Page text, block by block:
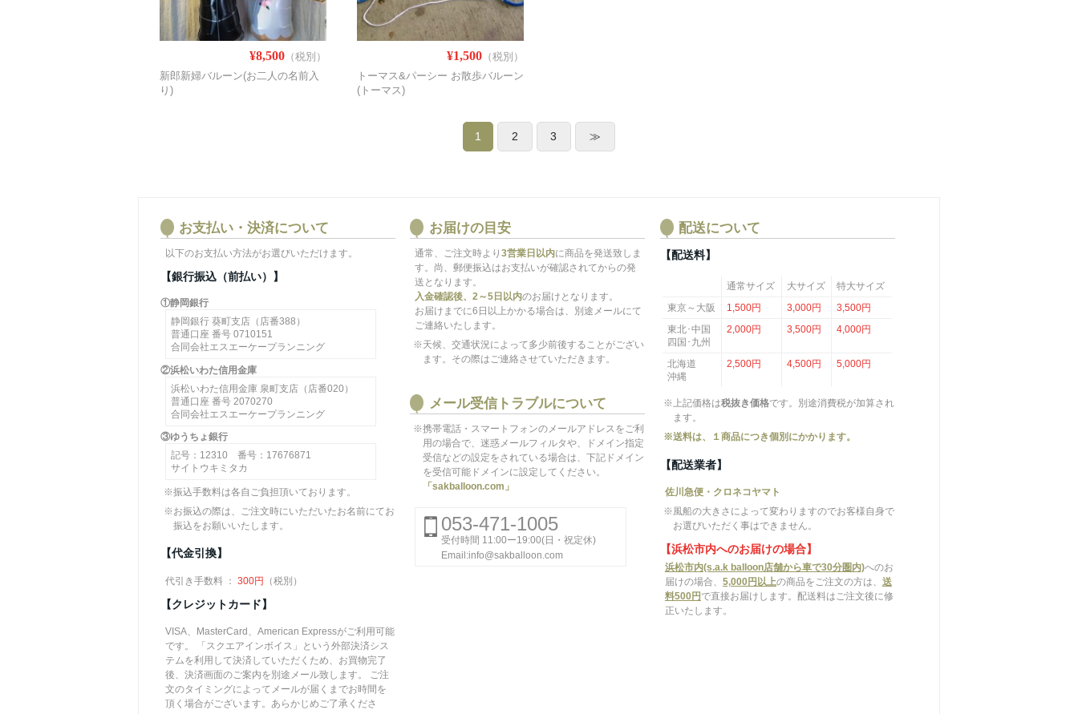
¥8,500 （税別）
新郎新婦バルーン(お二人の名前入
り)
¥1,500 （税別）
トーマス&パーシー お散歩バルーン
(トーマス)
1 2 3 ≫
お支払い・決済について
以下のお支払い方法がお選びいただけます。
【銀行振込（前払い）】
①静岡銀行
静岡銀行 葵町支店（店番388）
普通口座 番号 0710151
合同会社エスエーケープランニング
②浜松いわた信用金庫
浜松いわた信用金庫 泉町支店（店番020）
普通口座 番号 2070270
合同会社エスエーケープランニング
③ゆうちょ銀行
記号：12310 番号：17676871
サイトウキミタカ
※振込手数料は各自ご負担頂いております。
※お振込の際は、ご注文時にいただいたお名前にてお
振込をお願いいたします。
【代金引換】
代引き手数料 ： 300円 （税別）
【クレジットカード】
VISA、MasterCard、American Expressがご利用可能
です。 「スクエアインボイス」という外部決済シス
テムを利用して決済していただくため、お買物完了
後、決済画面のご案内を別途メール致します。 ご注
文のタイミングによってメールが届くまでお時間を
頂く場合がございます。あらかじめご了承くださ
お届けの目安
通常、ご注文時より3営業日以内に商品を発送致しま
す。尚、郵便振込はお支払いが確認されてからの発
送となります。
入金確認後、2～5日以内のお届けとなります。
お届けまでに6日以上かかる場合は、別途メールにて
ご連絡いたします。
※天候、交通状況によって多少前後することがござい
ます。その際はご連絡させていただきます。
メール受信トラブルについて
※携帯電話・スマートフォンのメールアドレスをご利
用の場合で、迷惑メールフィルタや、ドメイン指定
受信などの設定をされている場合は、下記ドメイン
を受信可能ドメインに設定してください。
「sakballoon.com」
053-471-1005
受付時間 11:00ー19:00(日・祝定休)
Email:info@sakballoon.com
配送について
【配送料】
通常サイズ 大サイズ
特大サイズ
東京～大阪
1,500円 3,000円
3,500円
東北･中国
四国･九州
2,000円 3,500円 4,000円
北海道
沖縄
2,500円 4,500円 5,000円
※上記価格は税抜き価格です。別途消費税が加算され
ます。
※送料は、１商品につき個別にかかります。
【配送業者】
佐川急便・クロネコヤマト
※風船の大きさによって変わりますのでお客様自身で
お選びいただく事はできません。
【浜松市内へのお届けの場合】
浜松市内(s.a.k balloon店舗から車で30分圏内)へのお
届けの場合、 5,000円以上の商品をご注文の方は、 送
料500円で直接お届けします。配送料はご注文後に修
正いたします。